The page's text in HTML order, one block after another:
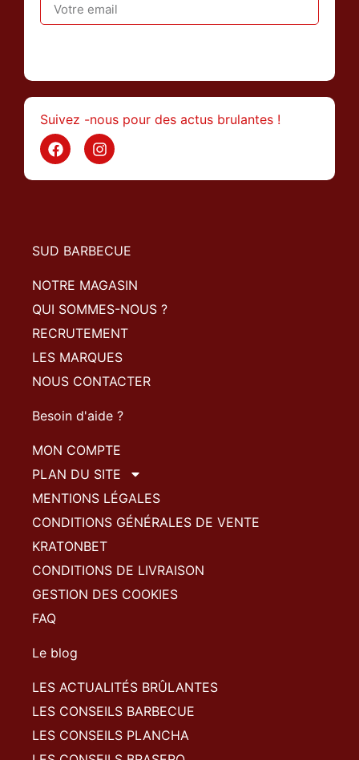
Suivez -nous pour des actus brulantes !
SUD BARBECUE
NOTRE MAGASIN
QUI SOMMES-NOUS ?
RECRUTEMENT
LES MARQUES
NOUS CONTACTER
Besoin d'aide ?
MON COMPTE
PLAN DU SITE
MENTIONS LÉGALES
CONDITIONS GÉNÉRALES DE VENTE
KRATONBET
CONDITIONS DE LIVRAISON
GESTION DES COOKIES
FAQ
Le blog
LES ACTUALITÉS BRÛLANTES
LES CONSEILS BARBECUE
LES CONSEILS PLANCHA